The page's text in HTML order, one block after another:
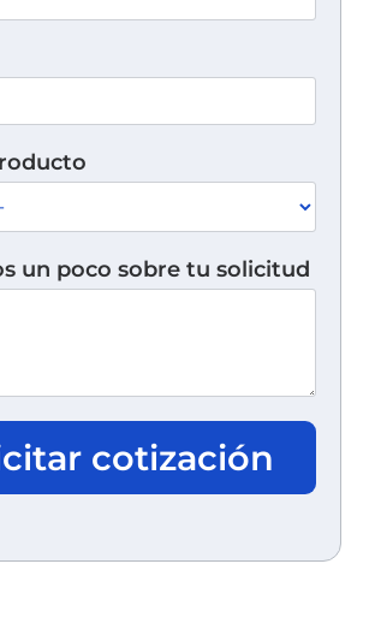
un poco sobre tu solicitud
cotización